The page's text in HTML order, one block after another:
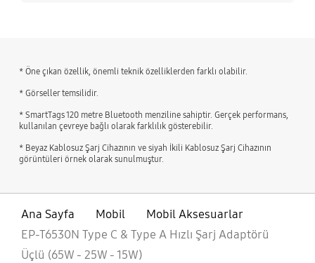
* Öne çıkan özellik, önemli teknik özelliklerden farklı olabilir.
* Görseller temsilidir.
* SmartTags 120 metre Bluetooth menziline sahiptir. Gerçek performans,
kullanılan çevreye bağlı olarak farklılık gösterebilir.
* Beyaz Kablosuz Şarj Cihazının ve siyah İkili Kablosuz Şarj Cihazının
görüntüleri örnek olarak sunulmuştur.
Ana Sayfa Mobil
Mobil Aksesuarlar
EP-T6530N Type C & Type A Hızlı Şarj Adaptörü
Üçlü (65W - 25W - 15W)